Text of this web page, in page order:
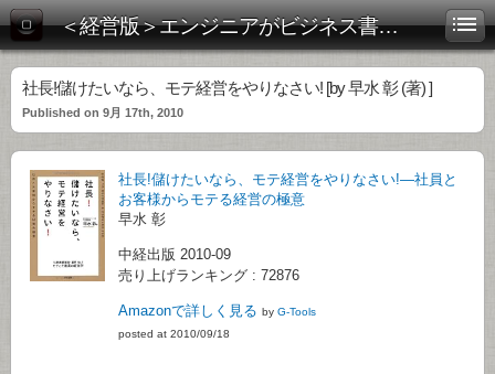
＜経営版＞エンジニアがビジネス書を斬る！
社長!儲けたいなら、モテ経営をやりなさい! [by 早水 彰 (著) ]
Published on 9月 17th, 2010
社長!儲けたいなら、モテ経営をやりなさい!―社員と
お客様からモテる経営の極意
早水 彰
中経出版 2010-09
売り上げランキング : 72876
Amazonで詳しく見る by G-Tools
posted at 2010/09/18